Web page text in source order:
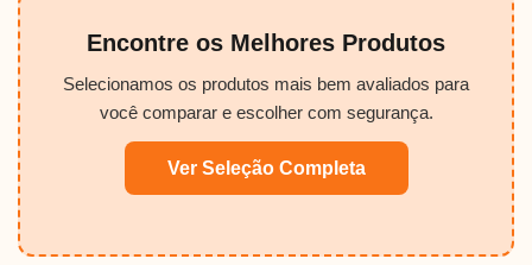
Encontre os Melhores Produtos
Selecionamos os produtos mais bem avaliados para
você comparar e escolher com segurança.
Ver Seleção Completa